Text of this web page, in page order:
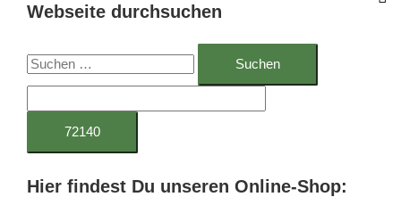
Webseite durchsuchen
S
c
n
Hier findest Du unseren Online-Shop: